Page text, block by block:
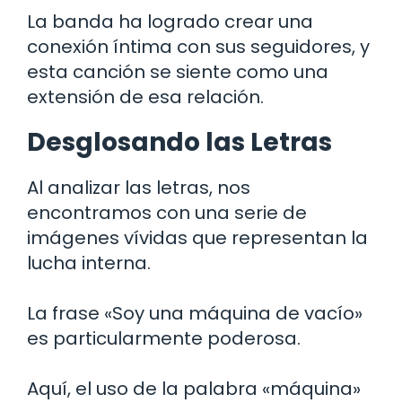
La banda ha logrado crear una
conexión íntima con sus seguidores, y
esta canción se siente como una
extensión de esa relación.
Desglosando las Letras
Al analizar las letras, nos
encontramos con una serie de
imágenes vívidas que representan la
lucha interna.
La frase «Soy una máquina de vacío»
es particularmente poderosa.
Aquí, el uso de la palabra «máquina»